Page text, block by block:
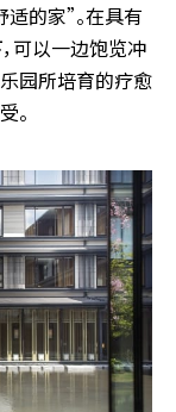
的家”。在具有
可以一边饱览冲
园所培育的疗愈
。